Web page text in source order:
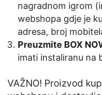
nagradnom igrom
webshopa gdje je
adresa, broj
Preuzmite BOX
imati instaliranu na
VAŽNO! Proizvod